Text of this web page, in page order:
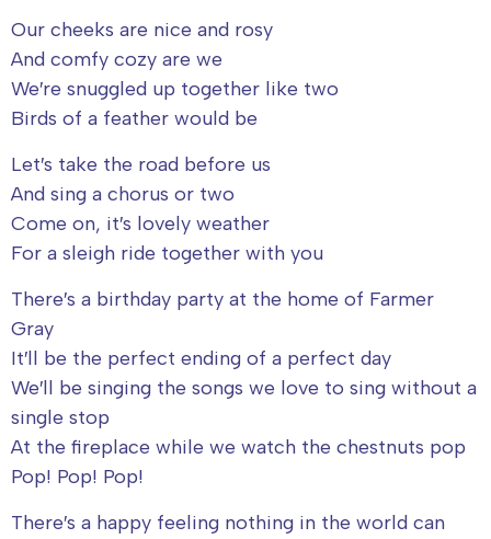
Our cheeks are nice and rosy
And comfy cozy are we
We′re snuggled up together like two
Birds of a feather would be
Let′s take the road before us
And sing a chorus or two
Come on, it′s lovely weather
For a sleigh ride together with you
There′s a birthday party at the home of Farmer
Gray
It′ll be the perfect ending of a perfect day
We′ll be singing the songs we love to sing without a
single stop
At the fireplace while we watch the chestnuts pop
Pop! Pop! Pop!
There′s a happy feeling nothing in the world can